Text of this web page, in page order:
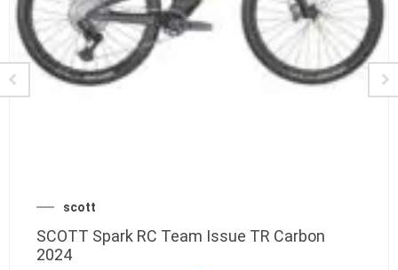
scott
SCOTT Spark RC Team Issue TR Carbon
2024